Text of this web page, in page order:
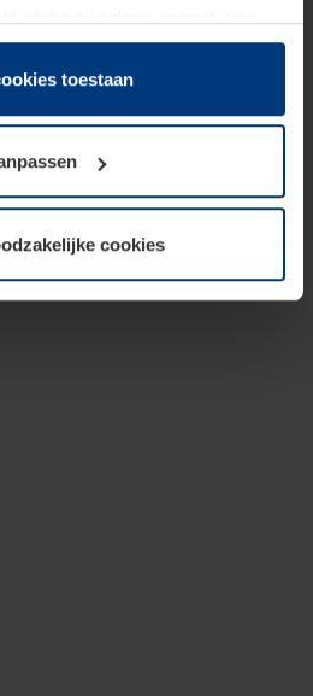
recht om cookies op uw
vereist is. Voor alle andere
benodigd. Uw
moment bij de uitleg van de
toestaan
cookies